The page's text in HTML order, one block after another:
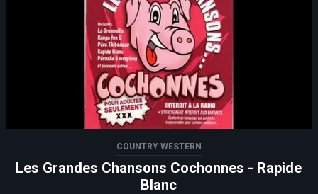
COUNTRY WESTERN
Les Grandes Chansons Cochonnes - Rapide
Blanc